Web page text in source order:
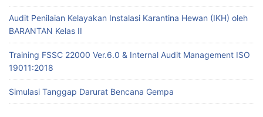
Audit Penilaian Kelayakan Instalasi Karantina Hewan (IKH) oleh
BARANTAN Kelas II
Training FSSC 22000 Ver.6.0 & Internal Audit Management ISO
19011:2018
Simulasi Tanggap Darurat Bencana Gempa